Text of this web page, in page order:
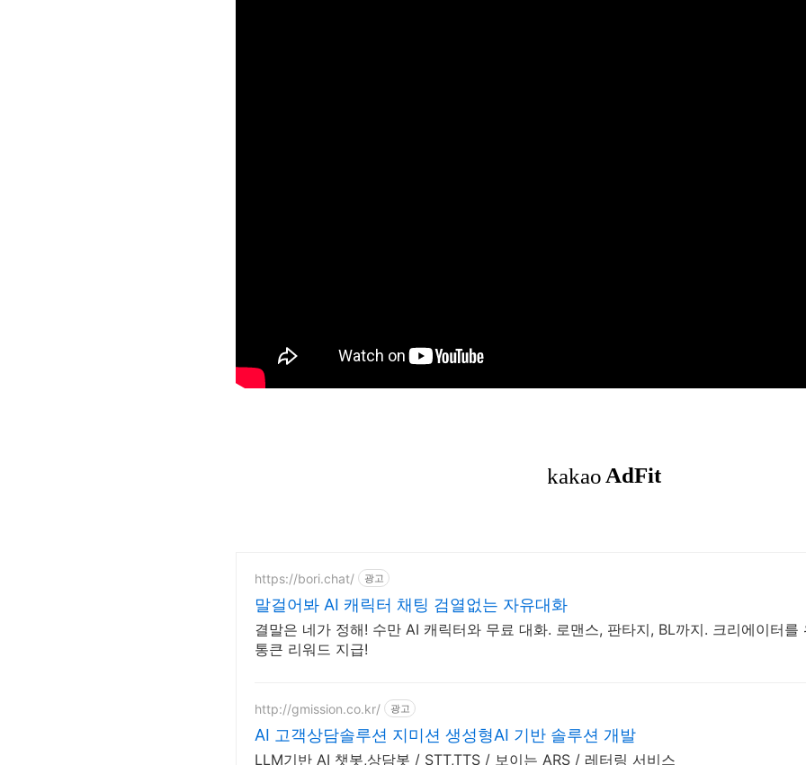
https://bori.chat/ 광고
말걸어봐 AI 캐릭터 채팅 검열없는 자유대화
결말은 네가 정해! 수만 AI 캐릭터와 무료 대화. 로맨스, 판타지, BL까지. 크리에이터를
통큰 리워드 지급!
http://gmission.co.kr/ 광고
AI 고객상담솔루션 지미션 생성형AI 기반 솔루션 개발
LLM기반 AI 챗봇,상담봇 / STT,TTS / 보이는 ARS / 레터링 서비스